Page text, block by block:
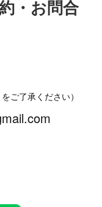
・お問合
ご了承ください）